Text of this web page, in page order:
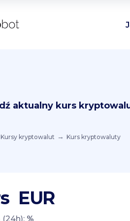
aktualny kurs
Kursy kryptowalut Kurs kryptowaluty
EUR
%